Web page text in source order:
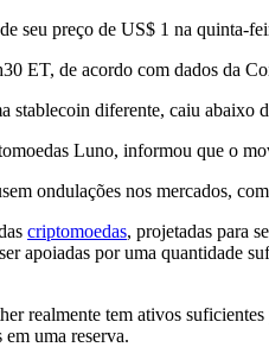
seu preço de US$ 1 na quinta-
ET, de acordo com dados da
diferente, caiu abaixo
Luno, informou que o
ondulações nos mercados,
criptomoedas, projetadas para
apoiadas por uma quantidade
realmente tem ativos
uma reserva.